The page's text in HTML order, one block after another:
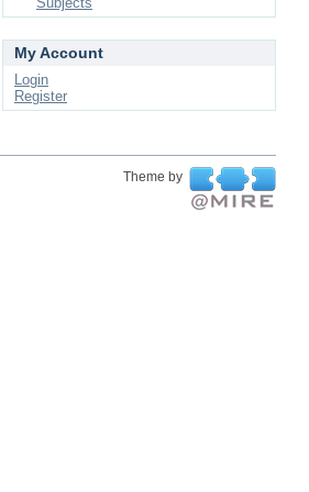
My Account
Login
Register
Theme by